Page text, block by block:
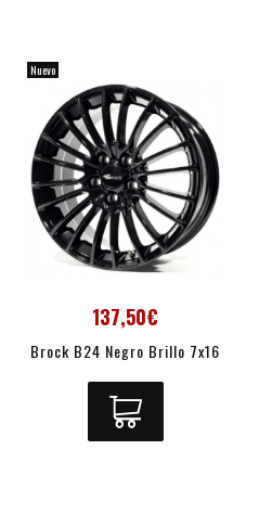
Nuevo
137,50€
Brock B24 Negro Brillo 7x16